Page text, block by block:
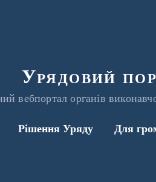
Урядовий
вебпортал органів
Рішення Уряду Для